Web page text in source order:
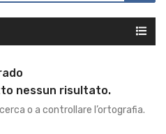
nessun risultato.
o a controllare l’ortografia.